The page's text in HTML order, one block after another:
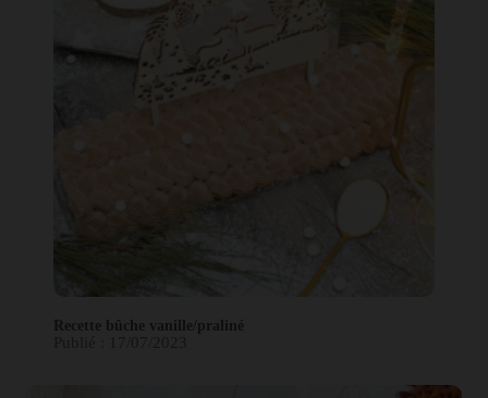
Recette bûche vanille/praliné